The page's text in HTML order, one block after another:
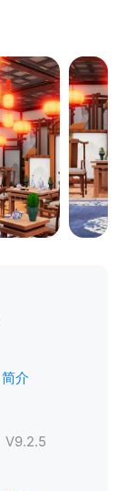
简介
V9.2.5